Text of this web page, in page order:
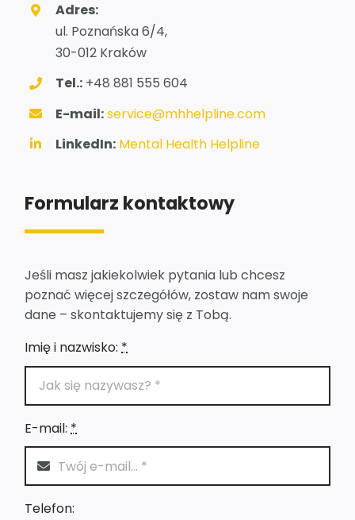
Adres:
ul. Poznańska 6/4,
30-012 Kraków
Tel.:+48 881 555 604
E-mail:service@mhhelpline.com
LinkedIn: Mental Health Helpline
Formularz kontaktowy
Jeśli masz jakiekolwiek pytania lub chcesz
poznać więcej szczegółów, zostaw nam swoje
dane – skontaktujemy się z Tobą.
Imię i nazwisko:*
E-mail:*
Telefon: